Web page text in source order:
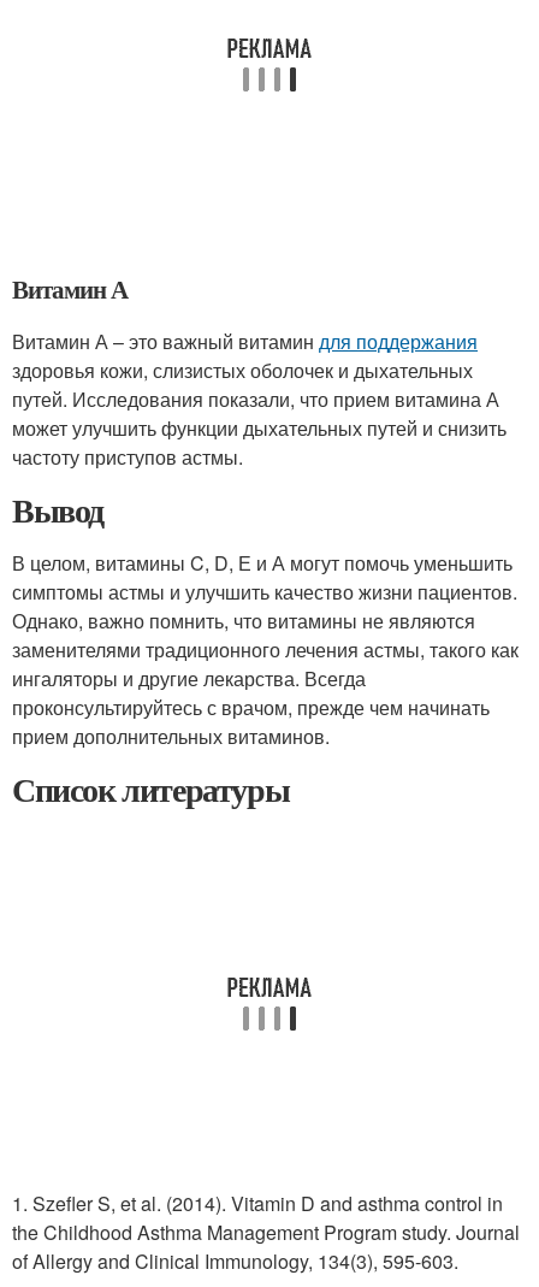
Витамин А
Витамин А – это важный витамин для поддержания
здоровья кожи, слизистых оболочек и дыхательных
путей. Исследования показали, что прием витамина А
может улучшить функции дыхательных путей и снизить
частоту приступов астмы.
Вывод
В целом, витамины C, D, Е и А могут помочь уменьшить
симптомы астмы и улучшить качество жизни пациентов.
Однако, важно помнить, что витамины не являются
заменителями традиционного лечения астмы, такого как
ингаляторы и другие лекарства. Всегда
проконсультируйтесь с врачом, прежде чем начинать
прием дополнительных витаминов.
Список литературы
1. Szefler S, et al. (2014). Vitamin D and asthma control in
the Childhood Asthma Management Program study. Journal
of Allergy and Clinical Immunology, 134(3), 595-603.